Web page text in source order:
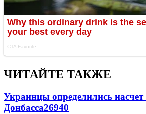
ЧИТАЙТЕ ТАКЖЕ
Украинцы определились
Донбасса26940